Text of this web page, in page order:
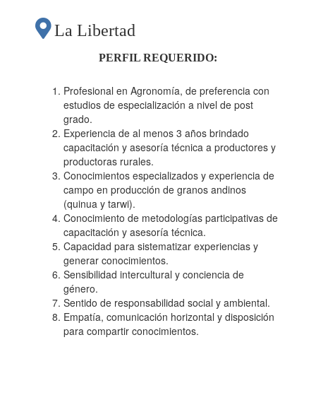
La Libertad
PERFIL REQUERIDO:
Profesional en Agronomía, de preferencia con
estudios de especialización a nivel de post
grado.
Experiencia de al menos 3 años brindado
capacitación y asesoría técnica a productores y
productoras rurales.
Conocimientos especializados y experiencia de
campo en producción de granos andinos
(quinua y tarwi).
Conocimiento de metodologías participativas de
capacitación y asesoría técnica.
Capacidad para sistematizar experiencias y
generar conocimientos.
Sensibilidad intercultural y conciencia de
género.
Sentido de responsabilidad social y ambiental.
Empatía, comunicación horizontal y disposición
para compartir conocimientos.